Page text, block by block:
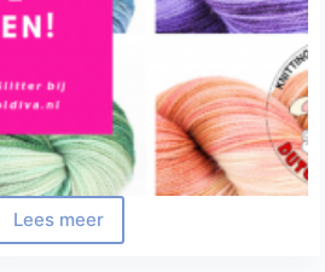
Lees meer
Nieuwe